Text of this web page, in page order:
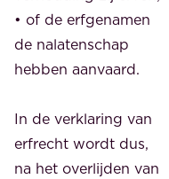
• of de erfgenamen
de nalatenschap
hebben aanvaard.
In de verklaring van
erfrecht wordt dus,
na het overlijden van